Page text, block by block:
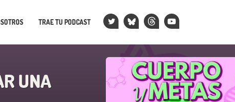
TRAE TU PODCAST
UNA